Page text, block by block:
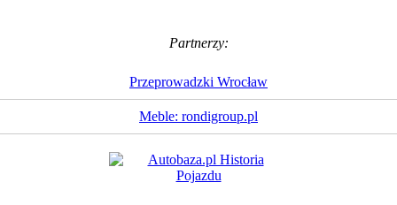
Partnerzy:
Przeprowadzki Wrocław
Meble: rondigroup.pl